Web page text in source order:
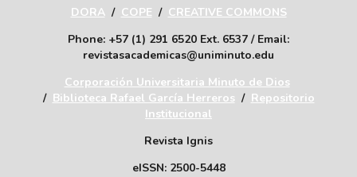
DORA/ COPE / CREATIVE COMMONS
Phone: +57 (1) 291 6520 Ext. 6537 / Email:
revistasacademicas@uniminuto.edu
Corporación Universitaria Minuto de Dios
/ Biblioteca Rafael García Herreros / Repositorio
Institucional
Revista Ignis
eISSN: 2500-5448